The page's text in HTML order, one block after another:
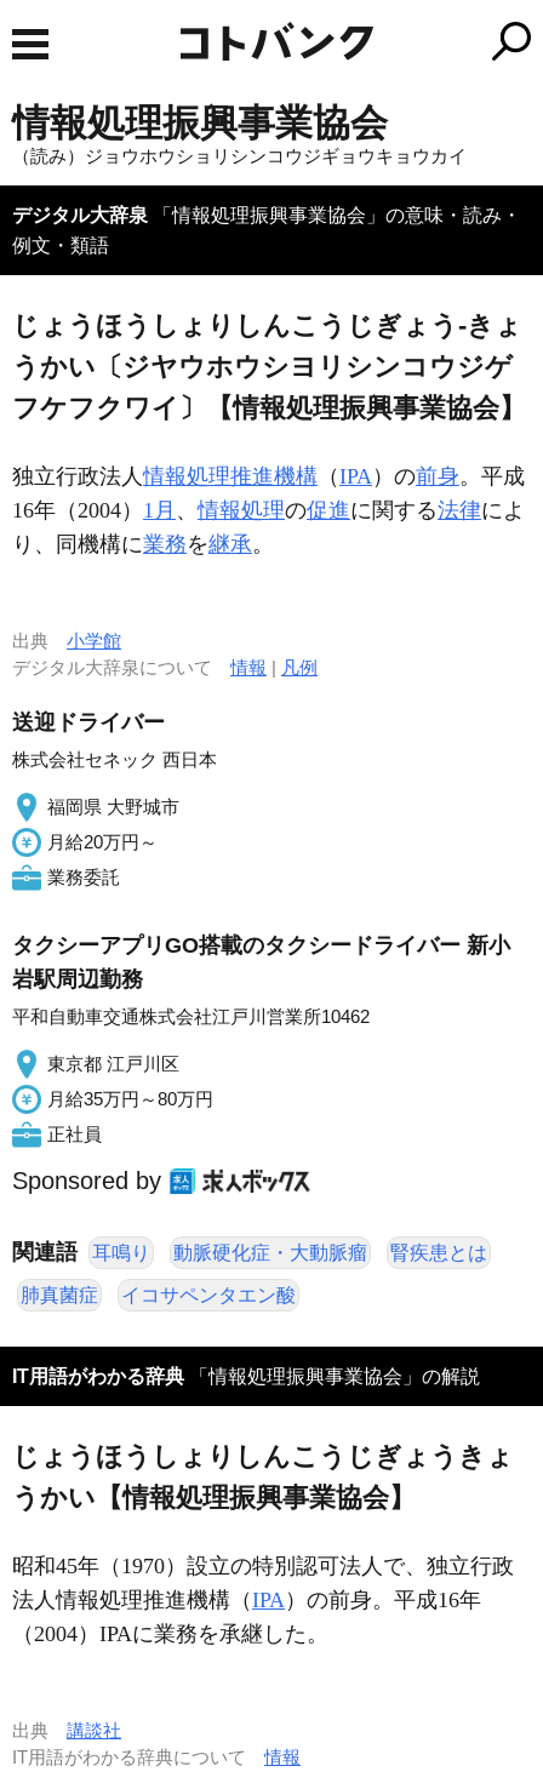
情報処理振興事業協会
（読み）ジョウホウショリシンコウジギョウキョウカイ
デジタル大辞泉 「情報処理振興事業協会」の意味・読み・
例文・類語
じょうほうしょりしんこうじぎょう‐きょ
うかい〔ジヤウホウシヨリシンコウジゲ
フケフクワイ〕【情報処理振興事業協会】
独立行政法人情報処理推進機構 （IPA）の前身。平成
16年（2004） 1月 、情報処理の促進に関する法律によ
り、同機構に業務を継承。
出典 小学館
デジタル大辞泉について情報 | 凡例
送迎ドライバー
株式会社セネック 西日本
福岡県 大野城市
月給20万円～
業務委託
タクシーアプリGO搭載のタクシードライバー 新小
岩駅周辺勤務
平和自動車交通株式会社江戸川営業所10462
東京都 江戸川区
月給35万円～80万円
正社員
Sponsored by
関連語 耳鳴り 動脈硬化症・大動脈瘤 腎疾患とは
肺真菌症 イコサペンタエン酸
IT用語がわかる辞典 「情報処理振興事業協会」の解説
じょうほうしょりしんこうじぎょうきょ
うかい【情報処理振興事業協会】
昭和45年（1970）設立の特別認可法人で、独立行政
法人情報処理推進機構（IPA ）の前身。平成16年
（2004）IPAに業務を承継した。
出典 講談社
IT用語がわかる辞典について情報